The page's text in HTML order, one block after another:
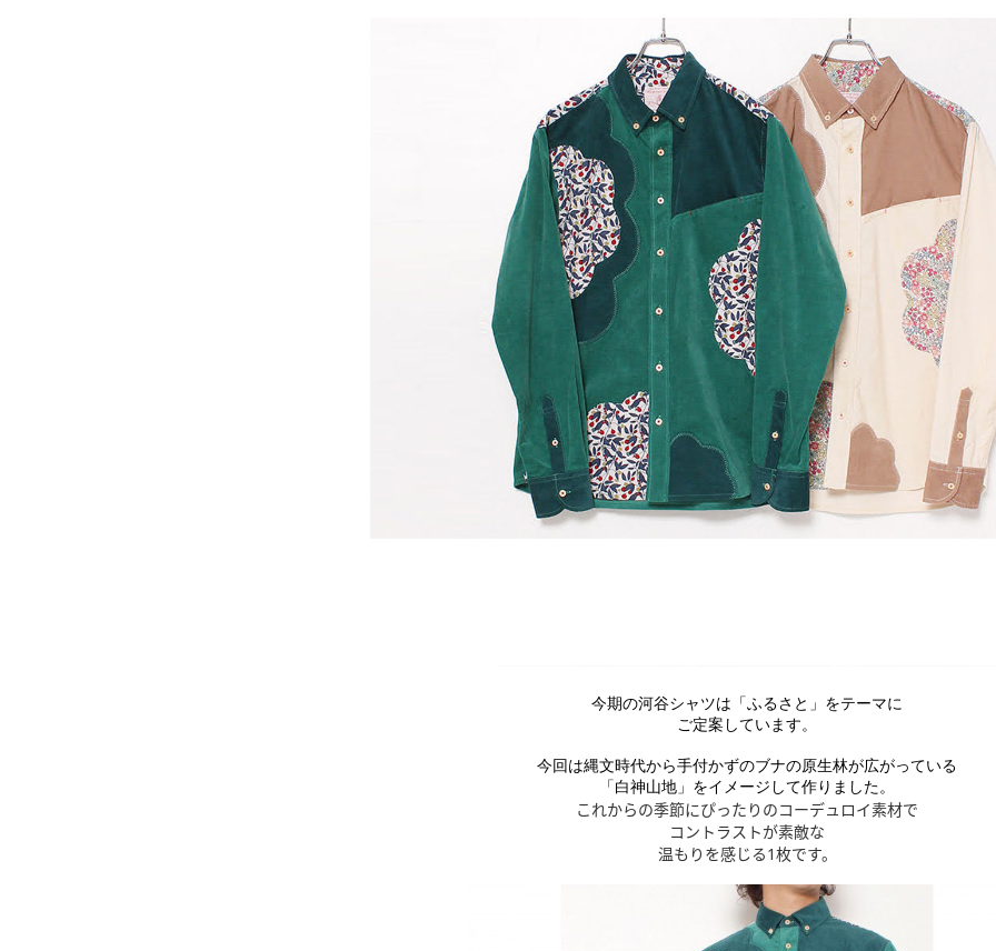
今期の河谷シャツは「ふるさと」をテーマに
ご定案しています。
今回は縄文時代から手付かずのブナの原生林が広がっている
「白神山地」をイメージして作りました。
これからの季節にぴったりのコーデュロイ素材で
コントラストが素敵な
温もりを感じる1枚です。